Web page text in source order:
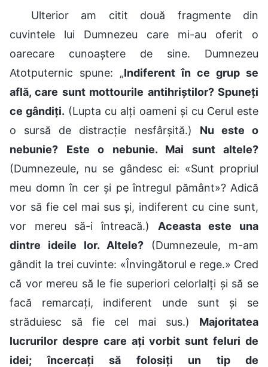
Ulterior am citit două fragmente din
cuvintele lui Dumnezeu care mi-au oferit o
oarecare cunoaștere de sine. Dumnezeu
Atotputernic spune: „Indiferent în ce grup se
află, care sunt mottourile antihriștilor? Spuneți
ce gândiți. (Lupta cu alți oameni și cu Cerul este
o sursă de distracție nesfârșită.) Nu este o
nebunie? Este o nebunie. Mai sunt altele?
(Dumnezeule, nu se gândesc ei: «Sunt propriul
meu domn în cer și pe întregul pământ»? Adică
vor să fie cel mai sus și, indiferent cu cine sunt,
vor mereu să-i întreacă.) Aceasta este una
dintre ideile lor. Altele? (Dumnezeule, m-am
gândit la trei cuvinte: «Învingătorul e rege.» Cred
că vor mereu să le fie superiori celorlalți și să se
facă remarcați, indiferent unde sunt și se
străduiesc să fie cel mai sus.) Majoritatea
lucrurilor despre care ați vorbit sunt feluri de
idei; încercați să folosiți un tip de